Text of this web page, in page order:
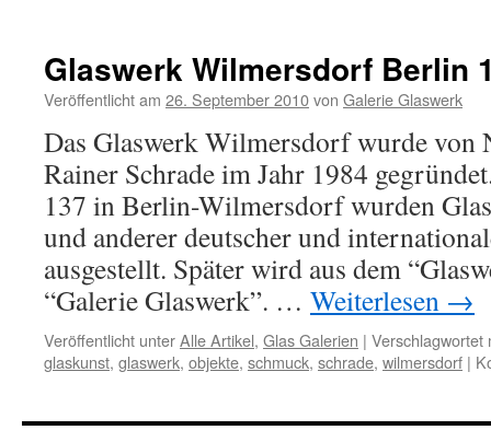
in
Berlin
Glaswerk Wilmersdorf Berlin
Veröffentlicht am 26. September 2010von Galerie Glaswerk
Das Glaswerk Wilmersdorf wurde von
Rainer Schrade im Jahr 1984
137 in Berlin-Wilmersdorf wurden
und anderer deutscher und
ausgestellt. Später wird aus dem
“Galerie Glaswerk”. … Weiterlesen →
Veröffentlicht unterAlle Artikel, Glas Galerien | Verschlagwortet
glaskunst, glaswerk, objekte, schmuck, schrade, wilmersdorf |